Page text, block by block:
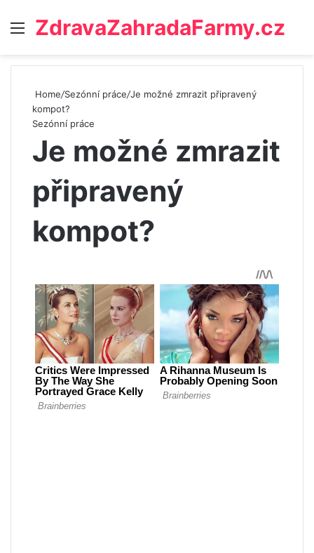
Menu
ZdravaZahradaFarmy.cz
Home/Sezónní práce/Je možné zmrazit připravený
kompot?
Sezónní práce
Je možné zmrazit
připravený
kompot?